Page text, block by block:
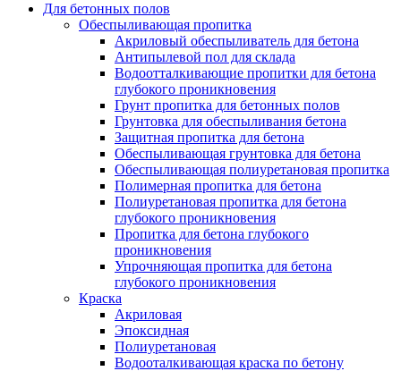
Для бетонных полов
Обеспыливающая пропитка
Акриловый обеспыливатель для бетона
Антипылевой пол для склада
Водоотталкивающие пропитки для бетона
глубокого проникновения
Грунт пропитка для бетонных полов
Грунтовка для обеспыливания бетона
Защитная пропитка для бетона
Обеспыливающая грунтовка для бетона
Обеспыливающая полиуретановая пропитка
Полимерная пропитка для бетона
Полиуретановая пропитка для бетона
глубокого проникновения
Пропитка для бетона глубокого
проникновения
Упрочняющая пропитка для бетона
глубокого проникновения
Краска
Акриловая
Эпоксидная
Полиуретановая
Водооталкивающая краска по бетону